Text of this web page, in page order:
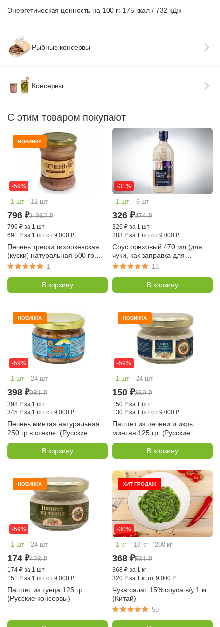
Энергетическая ценность на 100 г: 175 ккал / 732 кДж
Рыбные консервы
Консервы
С этим товаром покупают
НОВИНКА
-59%
1 шт 12 шт
796 ₽1 962₽
796 ₽ за 1 шт
691 ₽ за 1 шт от 9 000 ₽
Печень трески тихоокенская
(куски) натуральная 500 гр.
(Русские консервы)
1
В корзину
-31%
1 шт 6 шт
326 ₽474₽
326 ₽ за 1 шт
283 ₽ за 1 шт от 9 000 ₽
Соус ореховый 470 мл (для
чуки, как заправка для
салатов, Tamaki)
13
В корзину
НОВИНКА
-59%
1 шт 24 шт
398 ₽981₽
398 ₽ за 1 шт
345 ₽ за 1 шт от 9 000 ₽
Печень минтая натуральная
250 гр в стекле. (Русские
консервы)
В корзину
НОВИНКА
-59%
1 шт 24 шт
150 ₽369₽
150 ₽ за 1 шт
130 ₽ за 1 шт от 9 000 ₽
Паштет из печени и икры
минтая 125 гр. (Русские
консервы)
В корзину
НОВИНКА
-59%
1 шт 24 шт
174 ₽428₽
174 ₽ за 1 шт
151 ₽ за 1 шт от 9 000 ₽
Паштет из тунца 125 гр.
(Русские консервы)
ХИТ ПРОДАЖ
-30%
1 кг 10 кг 200 кг
368 ₽531₽
368 ₽ за 1 кг
320 ₽ за 1 кг от 9 000 ₽
Чука салат 15% соуса в/у 1 кг
(Китай)
55